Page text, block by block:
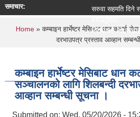
समाचार: सरुवा सहमति दिने
Phone
You are here
Home » कम्बाइन हार्भेष्टर मेसिबाट धान कटाई
दरभाउपत्र प्रस्ताव आव्हान
कम्बाइन हार्भेष्टर मेसिबाट धान
सञ्चालनको लागि शिलबन्दी
आव्हान सम्बन्धी सूचना ।
Submitted on: Wed, 05/20/2026 -